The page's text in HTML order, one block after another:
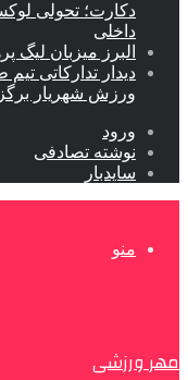
دکارت؛ تحولی
داخلی
البرز میزبان لیگ
دیدار تدارکاتی
ورزش شهریار
ورود
نوشته تصادفی
سایدبار
منو
مهر ورزشی